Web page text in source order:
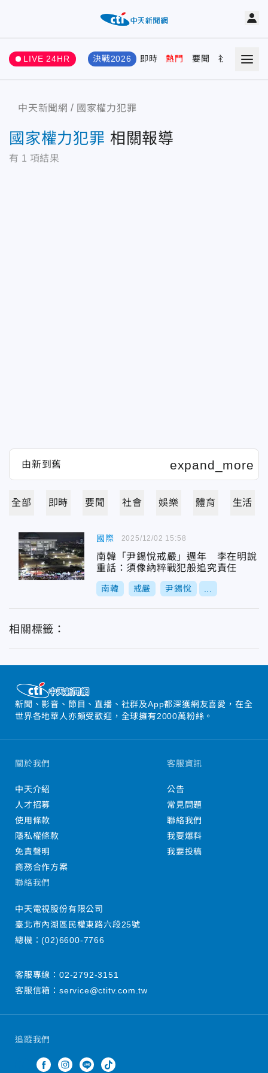
LIVE 24HR 決戰2026 即時 熱門 要聞 社會 娛樂
中天新聞網 國家權力犯罪
國家權力犯罪 相關報導
有 1 項結果
全部 即時 要聞 社會 娛樂 體育 生活
國際
南韓「尹錫悅戒嚴」週年 李在明說
重話：須像納粹戰犯般追究責任
南韓 戒嚴 尹錫悅
2025/12/02 15:58
相關標籤：
新聞、影音、節目、直播、社群及App都深獲網友喜愛，在全
世界各地華人亦頗受歡迎，全球擁有2000萬粉絲。
追蹤我們
關於我們
中天介紹
人才招募
使用條款
隱私權條款
免責聲明
商務合作方案
客服資訊
公告
常見問題
聯絡我們
我要爆料
我要投稿
聯絡我們
中天電視股份有限公司
臺北市內湖區民權東路六段25號
總機：(02)6600-7766
客服專線： 02-2792-3151
客服信箱： service@ctitv.com.tw